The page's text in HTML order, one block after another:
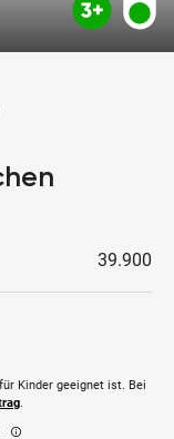
39.900
Kinder geeignet ist. Bei
.
info_outline